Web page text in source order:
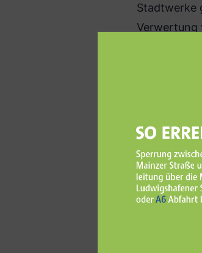
Stadtwerke
Verwertung
gewonnen
5.000
Zusätzlich
Einsatz.
werden
Damit
Der